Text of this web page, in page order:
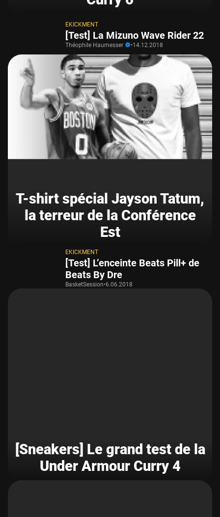
EKICKMENT
[Test] La Mizuno Wave Rider 22
Théophile Haumesser •14.12.2018
T-shirt spécial Jayson Tatum,
la terreur de la Conférence
Est
EKICKMENT
[Test] L’enceinte Beats Pill+ de
Beats By Dre
BasketSession•6.06.2018
[Sneakers] Le grand test de la
Under Armour Curry 4